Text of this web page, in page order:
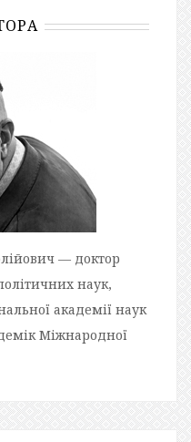
— доктор
наук,
академії наук
Міжнародної